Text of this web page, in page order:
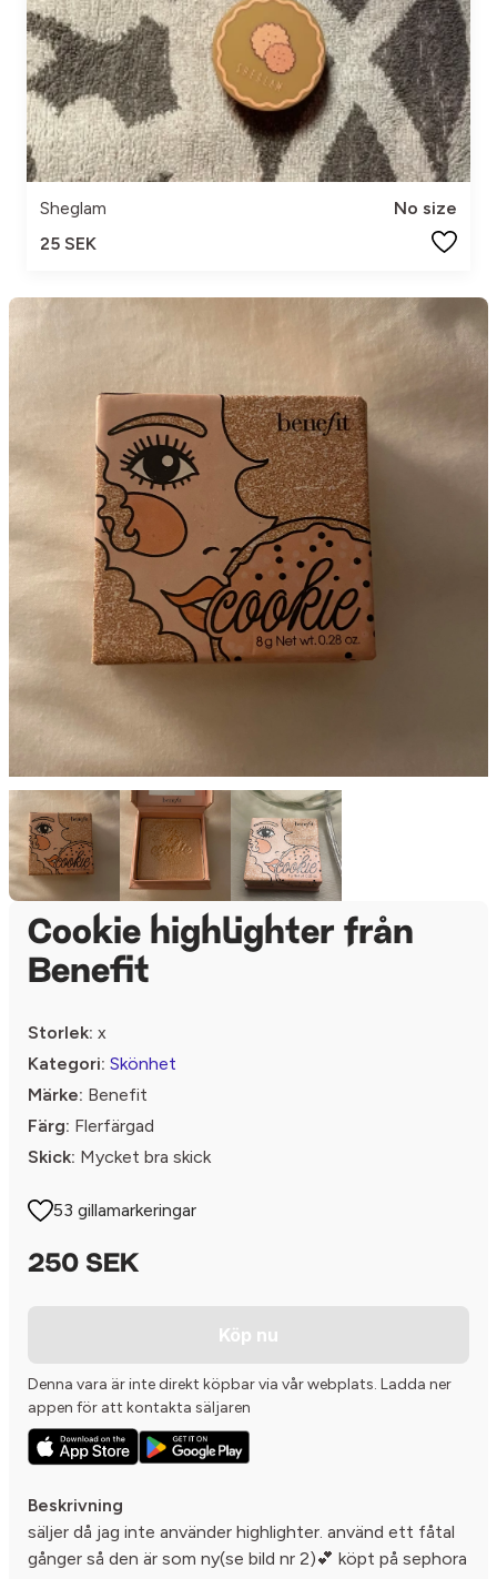
Sheglam
No size
25 SEK
Cookie highlighter från
Benefit
Storlek: x
Kategori: Skönhet
Märke: Benefit
Färg: Flerfärgad
Skick: Mycket bra skick
53 gillamarkeringar
250 SEK
Köp nu
Denna vara är inte direkt köpbar via vår webplats. Ladda ner
appen för att kontakta säljaren
Beskrivning
säljer då jag inte använder highlighter. använd ett fåtal
gånger så den är som ny(se bild nr 2)💕 köpt på sephora